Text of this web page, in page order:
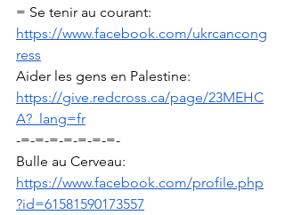
= Se tenir au courant:
https://www.facebook.com/ukrcancong
ress
Aider les gens en Palestine:
https://give.redcross.ca/page/23MEHC
A?_lang=fr
-=-=-=-=-=-=-=-
Bulle au Cerveau:
https://www.facebook.com/profile.php
?id=61581590173557